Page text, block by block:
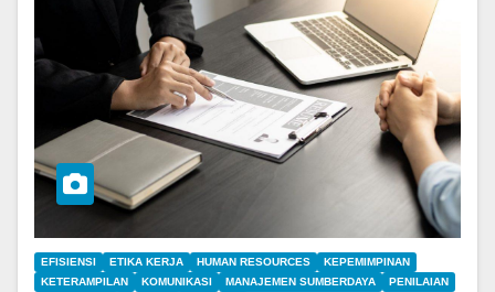
EFISIENSI ETIKA KERJA HUMAN RESOURCES
KEPEMIMPINAN
KETERAMPILAN
KOMUNIKASI MANAJEMEN SUMBERDAYA
PENILAIAN